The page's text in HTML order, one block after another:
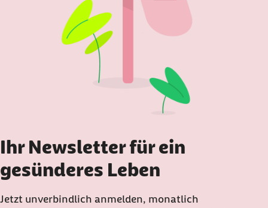
Ihr Newsletter für ein
gesünderes Leben
Jetzt unverbindlich anmelden, monatlich